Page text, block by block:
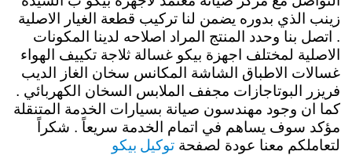
زينب الذي بدوره يضمن لنا تركيب قطعة الغيار الاصلية
. اتصل بنا وحدد المنتج المراد اصلاحه لدينا المكونات
الاصلية لمختلف اجهزة بيكو غسالة ثلاجة تكييف الهواء
غسالات الاطباق الشاشة المكانس سخان الغاز الديب
فريزر البوتاجازات مجفف الملابس السخان الكهربائي .
كما ان وجود مهندسون صيانة بسيارات الخدمة المتنقلة
مؤكد سوف يساهم في اتمام الخدمة سريعاً . شكراً
لتعاملكم معنا عودة لصفحة توكيل بيكو